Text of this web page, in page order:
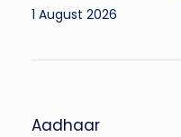
1 August 2026
Aadhaar